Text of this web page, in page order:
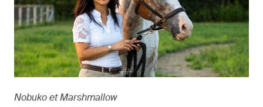
Nobuko et Marshmallow